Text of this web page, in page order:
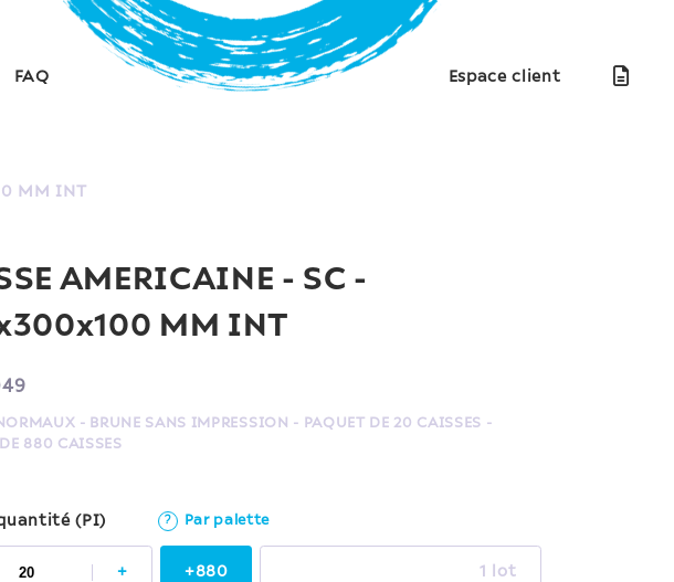
FAQ Espace client
MM INT
AMERICAINE - SC -
MM INT
- BRUNE SANS IMPRESSION - PAQUET DE 20 CAISSES -
DE 880 CAISSES
(PI) ? Par palette
+ +880 1 lot